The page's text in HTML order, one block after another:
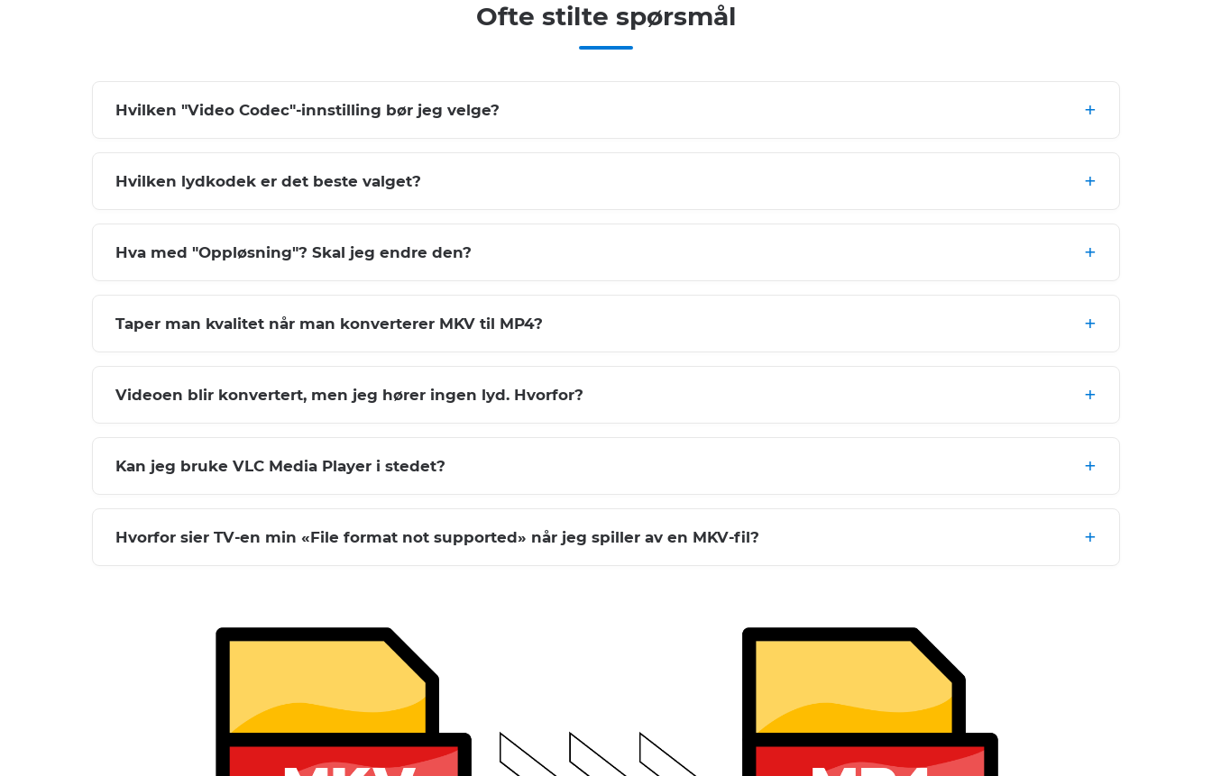
Ofte stilte spørsmål
Hvilken "Video Codec"-innstilling bør jeg velge?
Hvilken lydkodek er det beste valget?
Hva med "Oppløsning"? Skal jeg endre den?
Taper man kvalitet når man konverterer MKV til MP4?
Videoen blir konvertert, men jeg hører ingen lyd. Hvorfor?
Kan jeg bruke VLC Media Player i stedet?
Hvorfor sier TV-en min «File format not supported» når jeg spiller av en MKV-fil?